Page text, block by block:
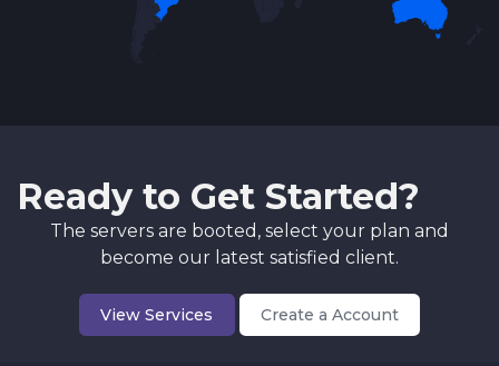
Ready to Get Started?
The servers are booted, select your plan and
become our latest satisfied client.
View Services Create a Account